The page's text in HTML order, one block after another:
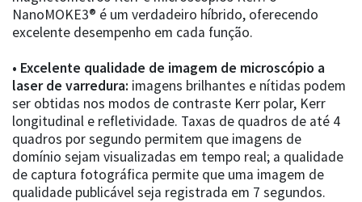
NanoMOKE3® é um verdadeiro híbrido, oferecendo
excelente desempenho em cada função.
• Excelente qualidade de imagem de microscópio a
laser de varredura: imagens brilhantes e nítidas podem
ser obtidas nos modos de contraste Kerr polar, Kerr
longitudinal e refletividade. Taxas de quadros de até 4
quadros por segundo permitem que imagens de
domínio sejam visualizadas em tempo real; a qualidade
de captura fotográfica permite que uma imagem de
qualidade publicável seja registrada em 7 segundos.